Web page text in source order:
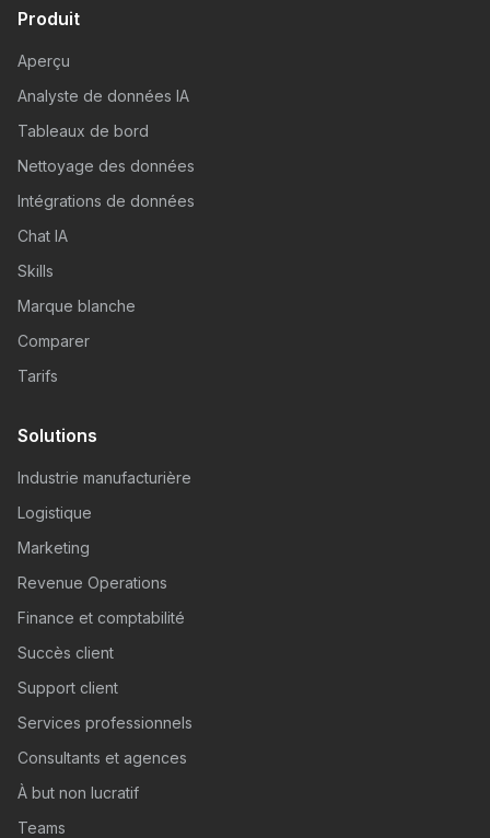
Produit
Aperçu
Analyste de données IA
Tableaux de bord
Nettoyage des données
Intégrations de données
Chat IA
Skills
Marque blanche
Comparer
Tarifs
Solutions
Industrie manufacturière
Logistique
Marketing
Revenue Operations
Finance et comptabilité
Succès client
Support client
Services professionnels
Consultants et agences
À but non lucratif
Teams